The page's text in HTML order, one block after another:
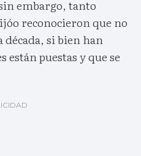
embargo, tanto
reconocieron que no
década, si bien han
están puestas y que se